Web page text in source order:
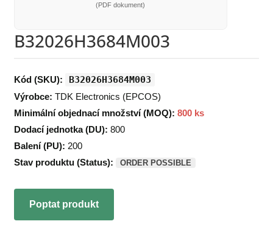
(PDF dokument)
B32026H3684M003
Kód (SKU): B32026H3684M003
Výrobce: TDK Electronics (EPCOS)
Minimální objednací množství (MOQ): 800 ks
Dodací jednotka (DU): 800
Balení (PU): 200
Stav produktu (Status):
ORDER POSSIBLE
Poptat produkt